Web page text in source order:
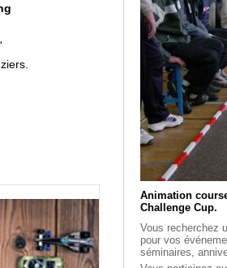
Animation
Challenge Cup.
Vous recherchez
pour vos
séminaires,